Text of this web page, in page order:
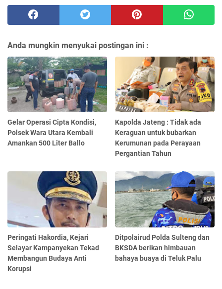
Anda mungkin menyukai postingan ini :
Gelar Operasi Cipta Kondisi,
Polsek Wara Utara Kembali
Amankan 500 Liter Ballo
Kapolda Jateng : Tidak ada
Keraguan untuk bubarkan
Kerumunan pada Perayaan
Pergantian Tahun
Peringati Hakordia, Kejari
Selayar Kampanyekan Tekad
Membangun Budaya Anti
Korupsi
Ditpolairud Polda Sulteng dan
BKSDA berikan himbauan
bahaya buaya di Teluk Palu